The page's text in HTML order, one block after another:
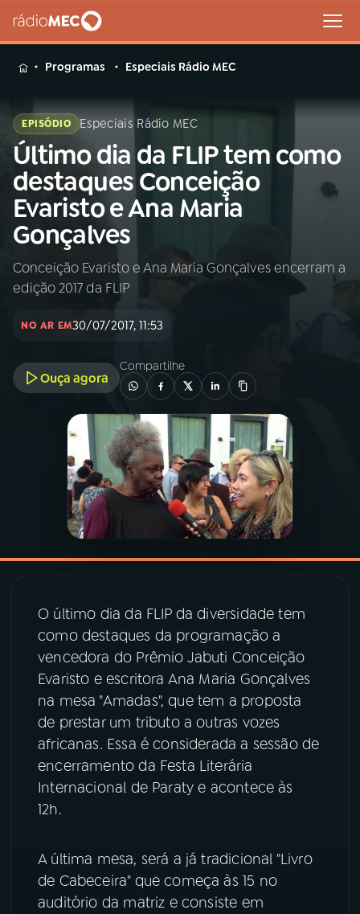
MENU
Buscar
na
Rádio
MEC
Buscar
Início
01INÍCIO
PROGRAMAÇÃO
PROGRAMAS
PODCASTS
06VIDEOCASTS
07 ÚLTIMAS
08 PRÊMIO RÁDIO MEC
ACOMPANHE A RÁDIO MEC
Instagram X
Programas Especiais Rádio MEC
EPISÓDIO Especiais Rádio MEC
Último dia da FLIP tem como
destaques Conceição
Evaristo e Ana Maria
Gonçalves
Conceição Evaristo e Ana Maria Gonçalves encerram a
edição 2017 da FLIP
NO AR EM30/07/2017, 11:53
Ouça agora
Compartilhe
O último dia da FLIP da diversidade tem
como destaques da programação a
vencedora do Prêmio Jabuti Conceição
Evaristo e escritora Ana Maria Gonçalves
na mesa "Amadas", que tem a proposta
de prestar um tributo a outras vozes
africanas. Essa é considerada a sessão de
encerramento da Festa Literária
Internacional de Paraty e acontece às
12h.
A última mesa, será a já tradicional "Livro
de Cabeceira" que começa às 15 no
auditório da matriz e consiste em